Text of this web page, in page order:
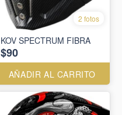
2 fotos
KOV SPECTRUM FIBRA
$90
AÑADIR AL CARRITO